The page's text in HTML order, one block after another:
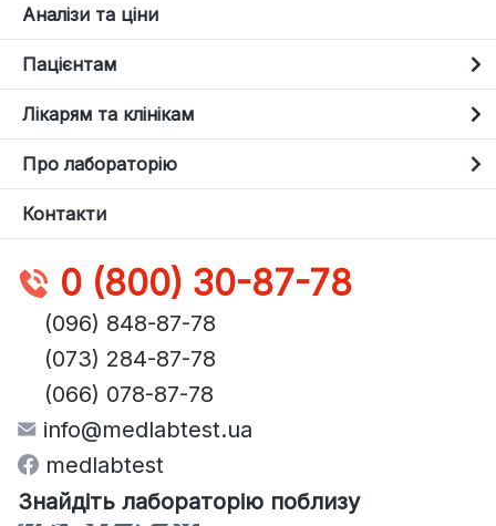
Аналізи та ціни
Пацієнтам
Лікарям та клінікам
Про лабораторію
Контакти
0 (800) 30-87-78
(096) 848-87-78
(073) 284-87-78
(066) 078-87-78
info@medlabtest.ua
medlabtest
Знайдіть лабораторію поблизу